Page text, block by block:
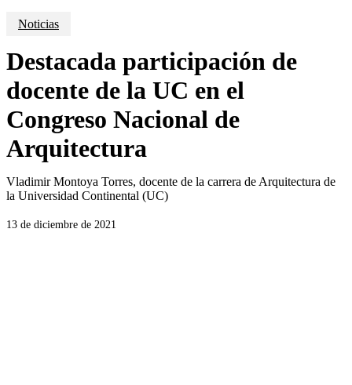
Noticias
Destacada participación de
docente de la UC en el
Congreso Nacional de
Arquitectura
Vladimir Montoya Torres, docente de la carrera de Arquitectura de
la Universidad Continental (UC)
13 de diciembre de 2021